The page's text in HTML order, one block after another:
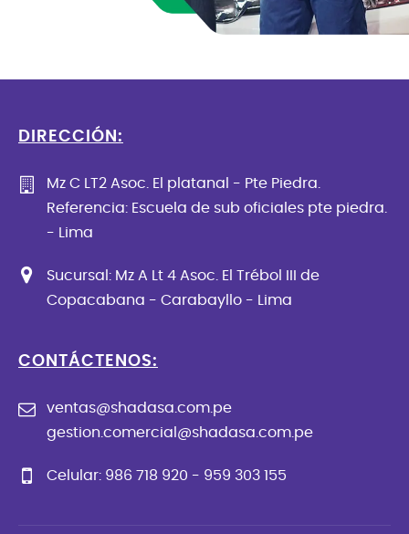
DIRECCIÓN:
Mz C LT2 Asoc. El platanal - Pte Piedra.
Referencia: Escuela de sub oficiales pte piedra.
- Lima
Sucursal: Mz A Lt 4 Asoc. El Trébol III de
Copacabana - Carabayllo - Lima
CONTÁCTENOS:
ventas@shadasa.com.pe
gestion.comercial@shadasa.com.pe
Celular: 986 718 920 - 959 303 155